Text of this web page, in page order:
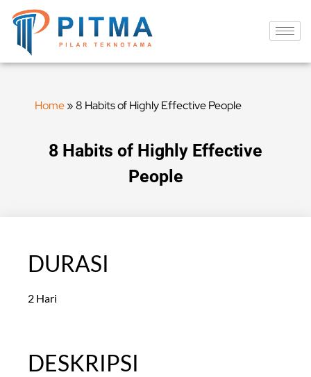
Home»8 Habits of Highly Effective People
8 Habits of Highly Effective
People
DURASI
2 Hari
DESKRIPSI